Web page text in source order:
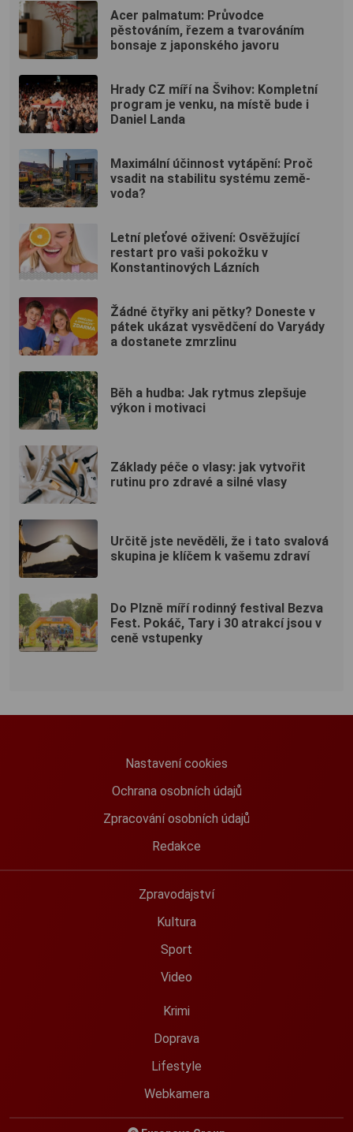
Acer palmatum: Průvodce
pěstováním, řezem a tvarováním
bonsaje z japonského javoru
Hrady CZ míří na Švihov: Kompletní
program je venku, na místě bude i
Daniel Landa
Maximální účinnost vytápění: Proč
vsadit na stabilitu systému země-
voda?
Letní pleťové oživení: Osvěžující
restart pro vaši pokožku v
Konstantinových Lázních
Žádné čtyřky ani pětky? Doneste v
pátek ukázat vysvědčení do Varyády
a dostanete zmrzlinu
Běh a hudba: Jak rytmus zlepšuje
výkon i motivaci
Základy péče o vlasy: jak vytvořit
rutinu pro zdravé a silné vlasy
Určitě jste nevěděli, že i tato svalová
skupina je klíčem k vašemu zdraví
Do Plzně míří rodinný festival Bezva
Fest. Pokáč, Tary i 30 atrakcí jsou v
ceně vstupenky
Nastavení cookies
Ochrana osobních údajů
Zpracování osobních údajů
Redakce
Zpravodajství
Kultura
Sport
Video
Krimi
Doprava
Lifestyle
Webkamera